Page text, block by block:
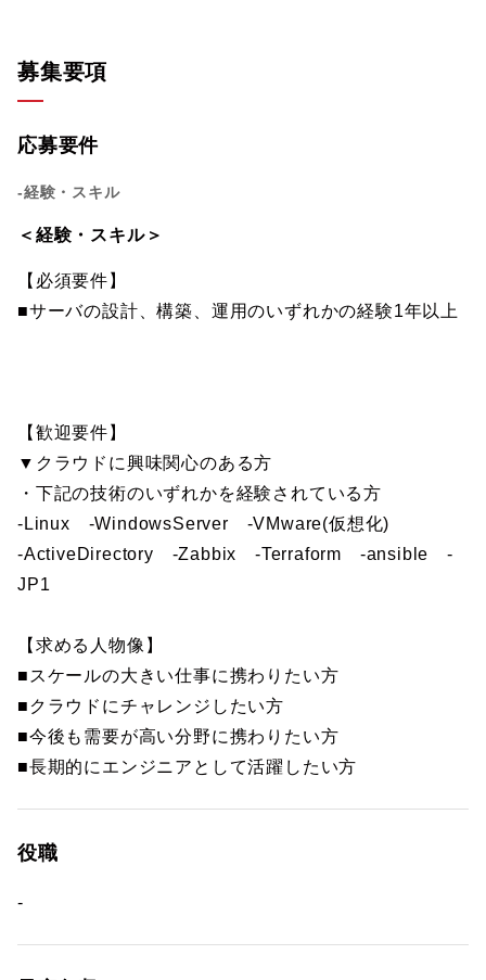
募集要項
応募要件
-経験・スキル
＜経験・スキル＞
【必須要件】
■サーバの設計、構築、運用のいずれかの経験1年以上
【歓迎要件】
▼クラウドに興味関心のある方
・下記の技術のいずれかを経験されている方
-Linux -WindowsServer -VMware(仮想化)
-ActiveDirectory -Zabbix -Terraform -ansible -
JP1
【求める人物像】
■スケールの大きい仕事に携わりたい方
■クラウドにチャレンジしたい方
■今後も需要が高い分野に携わりたい方
■長期的にエンジニアとして活躍したい方
役職
-